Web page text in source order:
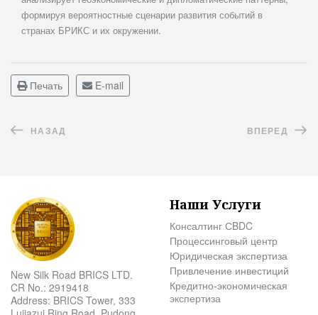
формируя вероятностные сценарии развития событий в
странах БРИКС и их окружении.
Печать E-mail
НАЗАД ВПЕРЕД
New Silk Road BRICS LTD.
CR No.: 2919418
Address: BRICS Tower, 333
Наши Услуги
Консалтинг СBDC
Процессинговый центр
Юридическая экспертиза
Привлечение инвестиций
Кредитно-экономическая
экспертиза